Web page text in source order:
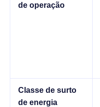
de operação
Classe de surto
de energia